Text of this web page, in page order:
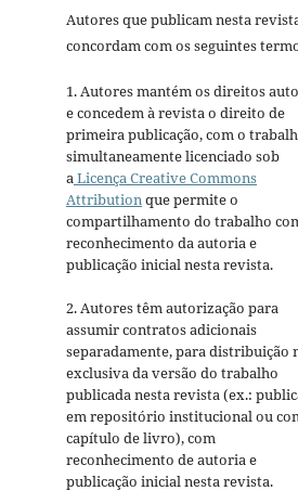
Autores que publicam nesta
concordam com os seguintes
1. Autores mantém os direitos
e concedem à revista o direito de
primeira publicação, com o
simultaneamente licenciado sob
aLicença Creative Commons
Attributionque permite o
compartilhamento do trabalho
reconhecimento da autoria e
publicação inicial nesta revista.
2. Autores têm autorização para
assumir contratos adicionais
separadamente, para distribuição
exclusiva da versão do trabalho
publicada nesta revista (ex.:
em repositório institucional ou
capítulo de livro), com
reconhecimento de autoria e
publicação inicial nesta revista.